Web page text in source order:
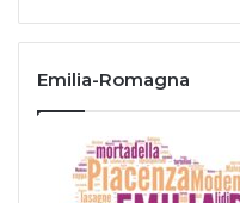
Emilia-Romagna